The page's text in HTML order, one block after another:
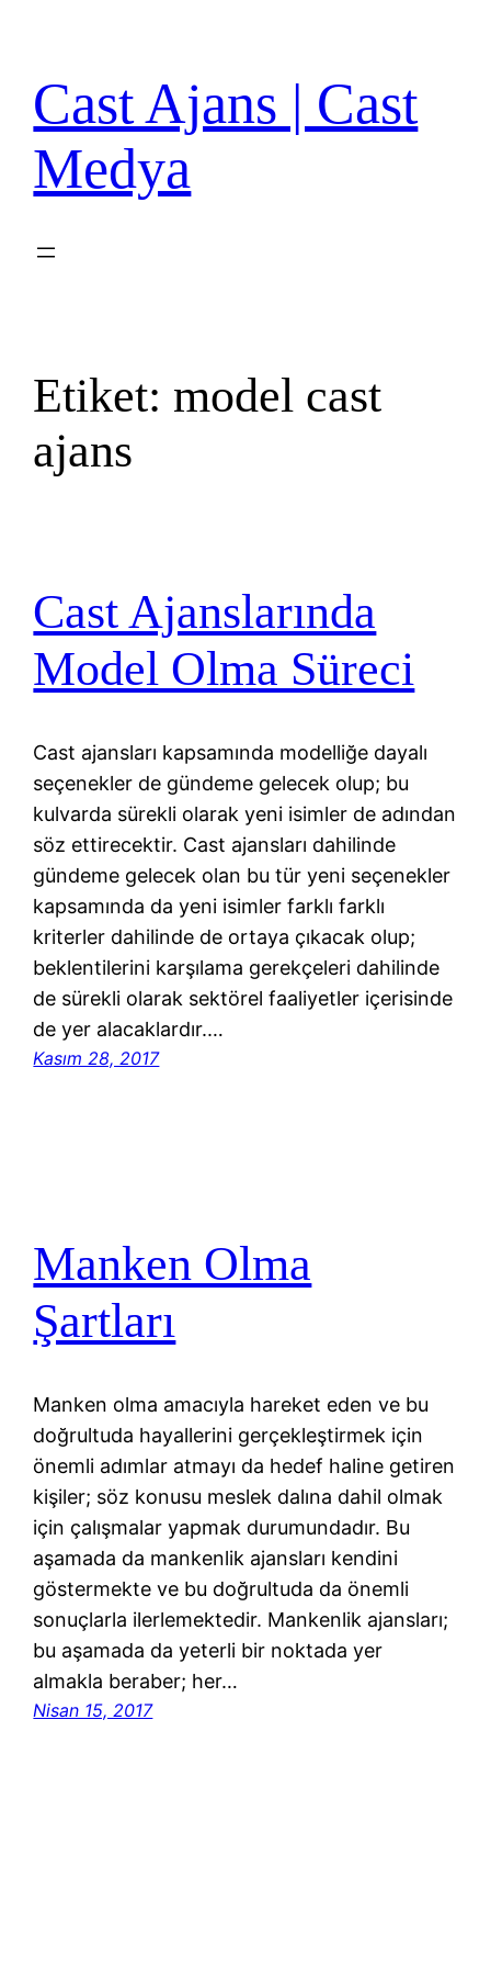
Cast Ajans | Cast
Medya
Etiket: model cast
ajans
Cast Ajanslarında
Model Olma Süreci
Cast ajansları kapsamında modelliğe dayalı
seçenekler de gündeme gelecek olup; bu
kulvarda sürekli olarak yeni isimler de adından
söz ettirecektir. Cast ajansları dahilinde
gündeme gelecek olan bu tür yeni seçenekler
kapsamında da yeni isimler farklı farklı
kriterler dahilinde de ortaya çıkacak olup;
beklentilerini karşılama gerekçeleri dahilinde
de sürekli olarak sektörel faaliyetler içerisinde
de yer alacaklardır.…
Kasım 28, 2017
Manken Olma
Şartları
Manken olma amacıyla hareket eden ve bu
doğrultuda hayallerini gerçekleştirmek için
önemli adımlar atmayı da hedef haline getiren
kişiler; söz konusu meslek dalına dahil olmak
için çalışmalar yapmak durumundadır. Bu
aşamada da mankenlik ajansları kendini
göstermekte ve bu doğrultuda da önemli
sonuçlarla ilerlemektedir. Mankenlik ajansları;
bu aşamada da yeterli bir noktada yer
almakla beraber; her…
Nisan 15, 2017